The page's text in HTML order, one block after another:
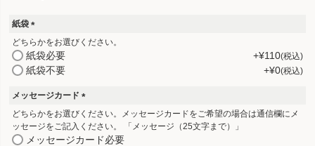
紙袋
(
必
須
)
どちらかをお選びください。
紙袋必要 +¥110 税込
紙袋不要 +¥0 税込
メッセージカード
(
必
須
どちらかをお選びください。メッセージカードをご希望の場合は通信欄にメ
ッセージをご記入ください。 「メッセージ（25文字まで）」
メッセージカード必要